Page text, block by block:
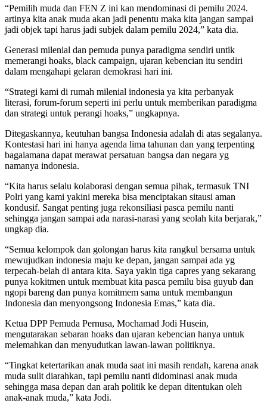
“Pemilih muda dan FEN Z ini kan mendominasi di pemilu 2024.
artinya kita anak muda akan jadi penentu maka kita jangan sampai
jadi objek tapi harus jadi subjek dalam pemilu 2024,” kata dia.
Generasi milenial dan pemuda punya paradigma sendiri untik
memerangi hoaks, black campaign, ujaran kebencian itu sendiri
dalam mengahapi gelaran demokrasi hari ini.
“Strategi kami di rumah milenial indonesia ya kita perbanyak
literasi, forum-forum seperti ini perlu untuk memberikan paradigma
dan strategi untuk perangi hoaks,” ungkapnya.
Ditegaskannya, keutuhan bangsa Indonesia adalah di atas segalanya.
Kontestasi hari ini hanya agenda lima tahunan dan yang terpenting
bagaiamana dapat merawat persatuan bangsa dan negara yg
namanya indonesia.
“Kita harus selalu kolaborasi dengan semua pihak, termasuk TNI
Polri yang kami yakini mereka bisa menciptakan sitausi aman
kondusif. Sangat penting juga rekonsiliasi pasca pemilu nanti
sehingga jangan sampai ada narasi-narasi yang seolah kita berjarak,”
ungkap dia.
“Semua kelompok dan golongan harus kita rangkul bersama untuk
mewujudkan indonesia maju ke depan, jangan sampai ada yg
terpecah-belah di antara kita. Saya yakin tiga capres yang sekarang
punya kokitmen untuk membuat kita pasca pemilu bisa guyub dan
ngopi bareng dan punya komitmem sama untuk membangun
Indonesia dan menyongsong Indonesia Emas,” kata dia.
Ketua DPP Pemuda Pernusa, Mochamad Jodi Husein,
mengutarakan sebaran hoaks dan ujaran kebencian hanya untuk
melemahkan dan menyudutkan lawan-lawan politiknya.
“Tingkat ketertarikan anak muda saat ini masih rendah, karena anak
muda sulit diarahkan, tapi pemilu nanti didominasi anak muda
sehingga masa depan dan arah politik ke depan ditentukan oleh
anak-anak muda,” kata Jodi.